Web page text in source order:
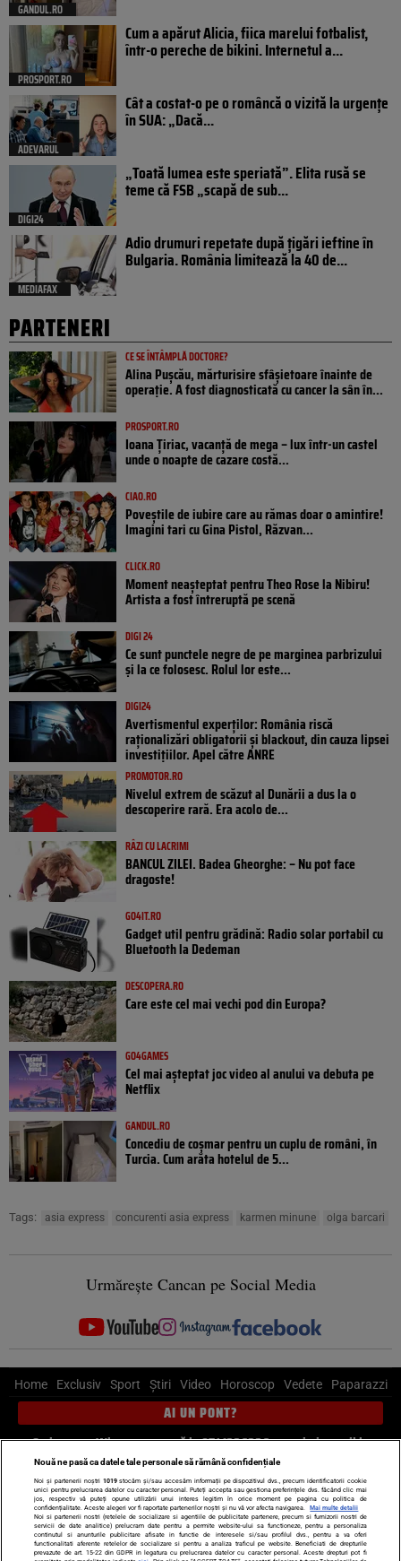
GANDUL.RO
PROSPORT.RO
Cum a apărut Alicia, fiica marelui fotbalist,
într-o pereche de bikini. Internetul a...
ADEVARUL
Cât a costat-o pe o româncă o vizită la urgențe
în SUA: „Dacă...
DIGI24
„Toată lumea este speriată”. Elita rusă se
teme că FSB „scapă de sub...
MEDIAFAX
Adio drumuri repetate după țigări ieftine în
Bulgaria. România limitează la 40 de...
PARTENERI
CE SE ÎNTÂMPLĂ DOCTORE?
Alina Pușcău, mărturisire sfâșietoare înainte de
operație. A fost diagnosticată cu cancer la sân în...
PROSPORT.RO
Ioana Țiriac, vacanță de mega – lux într-un castel
unde o noapte de cazare costă...
CIAO.RO
Poveştile de iubire care au rămas doar o amintire!
Imagini tari cu Gina Pistol, Răzvan...
CLICK.RO
Moment neașteptat pentru Theo Rose la Nibiru!
Artista a fost întreruptă pe scenă
DIGI 24
Ce sunt punctele negre de pe marginea parbrizului
și la ce folosesc. Rolul lor este...
DIGI24
Avertismentul experților: România riscă
raționalizări obligatorii și blackout, din cauza lipsei
investițiilor. Apel către ANRE
PROMOTOR.RO
Nivelul extrem de scăzut al Dunării a dus la o
descoperire rară. Era acolo de...
RÂZI CU LACRIMI
BANCUL ZILEI. Badea Gheorghe: – Nu pot face
dragoste!
GO4IT.RO
Gadget util pentru grădină: Radio solar portabil cu
Bluetooth la Dedeman
DESCOPERA.RO
Care este cel mai vechi pod din Europa?
GO4GAMES
Cel mai așteptat joc video al anului va debuta pe
Netflix
GANDUL.RO
Concediu de coșmar pentru un cuplu de români, în
Turcia. Cum arăta hotelul de 5...
Tags: asia express concurenti asia express karmen minune olga barcari
Urmărește Cancan pe Social Media
Home Exclusiv Sport Știri Video Horoscop Vedete Paparazzi
AI UN PONT?
Scrie-ne pe Whatsapp, sună la 0741226226 sau trimite mail la
pont@cancan.ro
Știri interne Știri externe
Politică
Ultimele stiri
Diete Insula Iubirii Dictionar de vise
LIFE STYLE
Horoscop
Nouă ne pasă ca datele tale personale să rămână confidențiale
Noi și partenerii noștri 1019stocăm și/sau accesăm informații pe dispozitivul dvs., precum identificatorii cookie
unici pentru prelucrarea datelor cu caracter personal. Puteți accepta sau gestiona preferințele dvs. făcând clic mai
jos, respectiv vă puteți opune utilizării unui interes legitim în orice moment pe pagina cu politica de
confidențialitate. Aceste alegeri vor fi raportate partenerilor noștri și nu vă vor afecta navigarea.
Mai multe detalii
Noi si partenerii nostri (retelele de socializare si agentiile de publicitate partenere, precum si furnizorii nostri de
servicii de date analitice) prelucram date pentru a permite website-ului sa functioneze, pentru a personaliza
continutul si anunturile publicitare afisate in functie de interesele si/sau profilul dvs., pentru a va oferi
functionalitati aferente retelelor de socializare si pentru a analiza traficul pe website. Beneficiati de drepturile
prevazute de art. 15-22 din GDPR in legatura cu prelucrarea datelor cu caracter personal. Aceste drepturi pot fi